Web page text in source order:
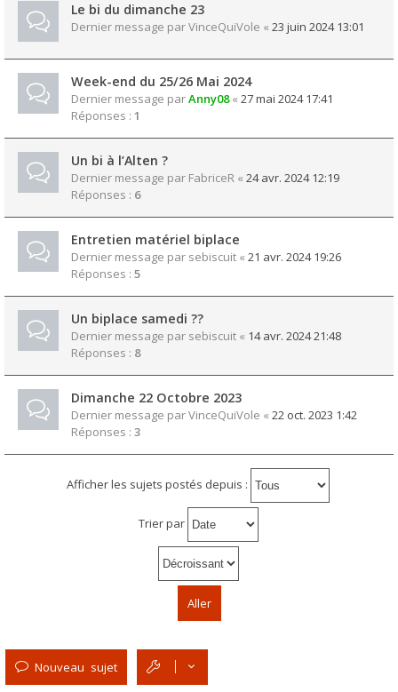
Le bi du dimanche 23
Dernier message parVinceQuiVole « 23 juin 2024 13:01
Week-end du 25/26 Mai 2024
Dernier message parAnny08« 27 mai 2024 17:41
Réponses : 1
Un bi à l’Alten ?
Dernier message par FabriceR « 24 avr. 2024 12:19
Réponses : 6
Entretien matériel biplace
Dernier message par sebiscuit « 21 avr. 2024 19:26
Réponses : 5
Un biplace samedi ??
Dernier message par sebiscuit « 14 avr. 2024 21:48
Réponses : 8
Dimanche 22 Octobre 2023
Dernier message parVinceQuiVole « 22 oct. 2023 1:42
Réponses : 3
Afficher les sujets postés depuis :
Trier par
Nouveau sujet